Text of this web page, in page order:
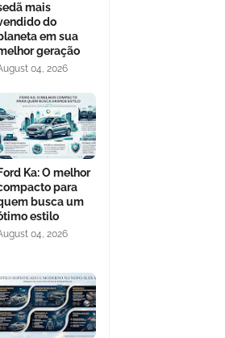
mais
do
em sua
geração
04, 2026
Ford Ka: O melhor
para
busca um
estilo
04, 2026